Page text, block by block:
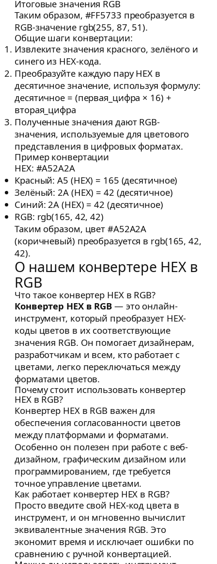
Итоговые значения RGB
Таким образом, #FF5733 преобразуется в
RGB-значение rgb(255, 87, 51).
Общие шаги конвертации:
Извлеките значения красного, зелёного и
синего из HEX-кода.
Преобразуйте каждую пару HEX в
десятичное значение, используя формулу:
десятичное = (первая_цифра × 16) +
вторая_цифра
Полученные значения дают RGB-
значения, используемые для цветового
представления в цифровых форматах.
Пример конвертации
HEX: #A52A2A
Красный: A5 (HEX) = 165 (десятичное)
Зелёный: 2A (HEX) = 42 (десятичное)
Синий: 2A (HEX) = 42 (десятичное)
RGB: rgb(165, 42, 42)
Таким образом, цвет #A52A2A
(коричневый) преобразуется в rgb(165, 42,
42).
О нашем конвертере HEX в
RGB
Что такое конвертер HEX в RGB?
Конвертер HEX в RGB — это онлайн-
инструмент, который преобразует HEX-
коды цветов в их соответствующие
значения RGB. Он помогает дизайнерам,
разработчикам и всем, кто работает с
цветами, легко переключаться между
форматами цветов.
Почему стоит использовать конвертер
HEX в RGB?
Конвертер HEX в RGB важен для
обеспечения согласованности цветов
между платформами и форматами.
Особенно он полезен при работе с веб-
дизайном, графическим дизайном или
программированием, где требуется
точное управление цветами.
Как работает конвертер HEX в RGB?
Просто введите свой HEX-код цвета в
инструмент, и он мгновенно вычислит
эквивалентные значения RGB. Это
экономит время и исключает ошибки по
сравнению с ручной конвертацией.